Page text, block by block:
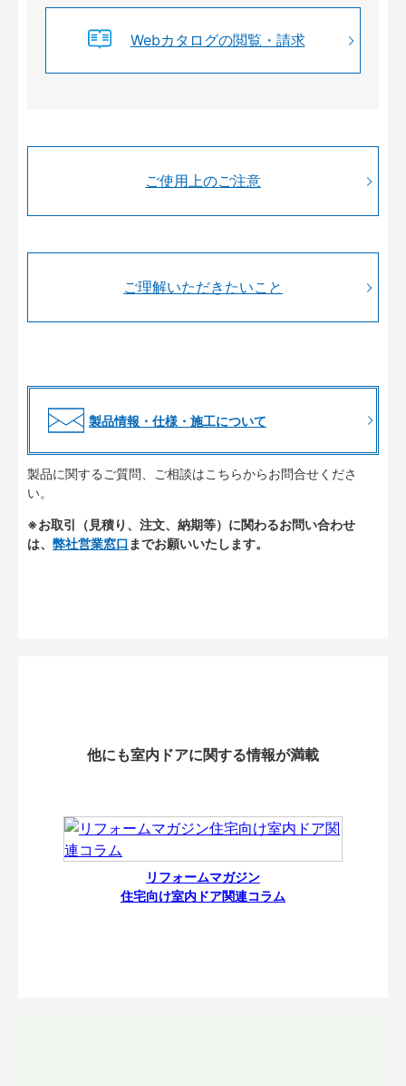
Webカタログの閲覧・請求
ご使用上のご注意
ご理解いただきたいこと
製品情報・仕様・施工について
製品に関するご質問、ご相談はこちらからお問合せくださ
い。
※お取引（見積り、注文、納期等）に関わるお問い合わせ
は、 弊社営業窓口 までお願いいたします。
他にも室内ドアに関する情報が満載
リフォームマガジン
住宅向け室内ドア関連コラム